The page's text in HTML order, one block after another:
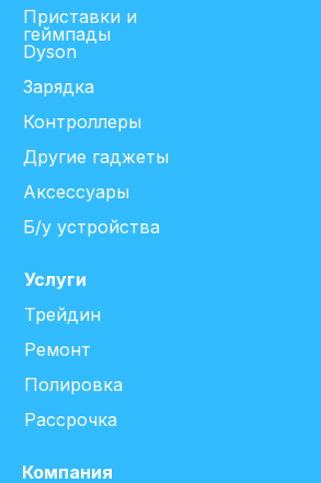
Услуги
Трейдин
Ремонт
Полировка
Рассрочка
Приставки и
геймпады
Dyson
Зарядка
Контроллеры
Другие гаджеты
Аксессуары
Компания
Б/у устройства